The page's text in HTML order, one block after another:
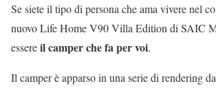
Se siete il tipo di persona che ama vivere nel
nuovo Life Home V90 Villa Edition di SAIC
essereil camper che fa per voi.
Il camper è apparso in una serie di rendering